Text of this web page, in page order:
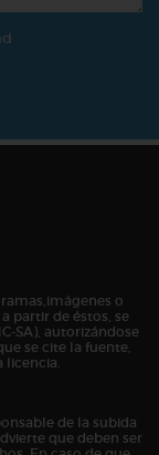
o
partir de éstos, se
SA), autorizándose
se cite la fuente,
licencia.
de la subida
que deben ser